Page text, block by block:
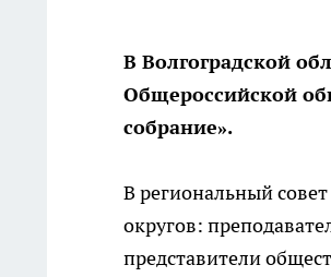
В Волгоградской
Общероссийской
собрание».
В региональный
округов:
представители